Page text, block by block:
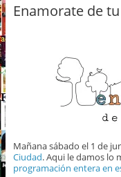
Enamorate de
Mañana sábado el 1 de
Ciudad. Aqui le damos lo
programación entera en